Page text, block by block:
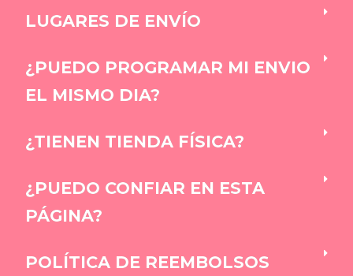
LUGARES DE ENVÍO
¿PUEDO PROGRAMAR MI ENVIO
EL MISMO DIA?
¿TIENEN TIENDA FÍSICA?
¿PUEDO CONFIAR EN ESTA
PÁGINA?
POLÍTICA DE REEMBOLSOS